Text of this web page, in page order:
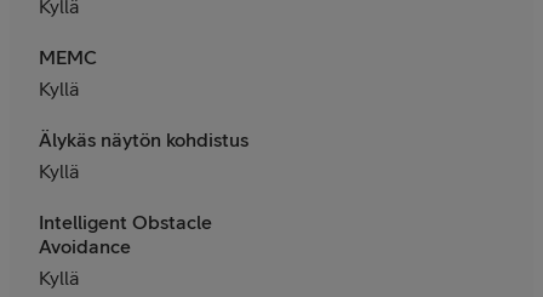
Kyllä
MEMC
Kyllä
Älykäs näytön kohdistus
Kyllä
Intelligent Obstacle
Avoidance
Kyllä